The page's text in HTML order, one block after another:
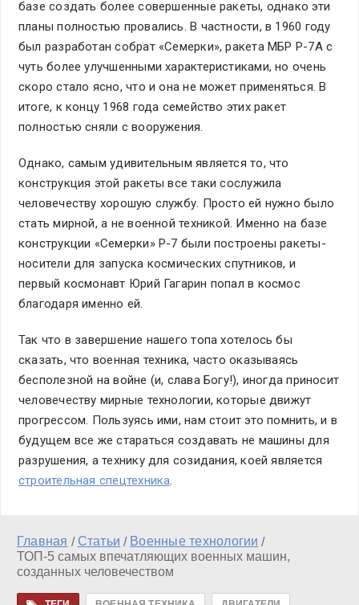
базе создать более совершенные ракеты, однако эти
планы полностью провались. В частности, в 1960 году
был разработан собрат «Семерки», ракета МБР Р-7А с
чуть более улучшенными характеристиками, но очень
скоро стало ясно, что и она не может применяться. В
итоге, к концу 1968 года семейство этих ракет
полностью сняли с вооружения.
Однако, самым удивительным является то, что
конструкция этой ракеты все таки сослужила
человечеству хорошую службу. Просто ей нужно было
стать мирной, а не военной техникой. Именно на базе
конструкции «Семерки» Р-7 были построены ракеты-
носители для запуска космических спутников, и
первый космонавт Юрий Гагарин попал в космос
благодаря именно ей.
Так что в завершение нашего топа хотелось бы
сказать, что военная техника, часто оказываясь
бесполезной на войне (и, слава Богу!), иногда приносит
человечеству мирные технологии, которые движут
прогрессом. Пользуясь ими, нам стоит это помнить, и в
будущем все же стараться создавать не машины для
разрушения, а технику для созидания, коей является
строительная спецтехника.
Главная / Статьи / Военные технологии /
ТОП-5 самых впечатляющих военных машин,
созданных человечеством